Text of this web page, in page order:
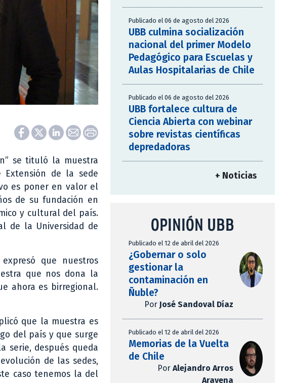
se tituló la muestra
de la sede
es poner en valor el
de su fundación en
y cultural del país.
de la Universidad de
que nuestros
que nos dona la
ahora es birregional.
que la muestra es
del país y que surge
serie, después queda
de las sedes,
caso tenemos la del
Publicado el 06 de agosto del 2026
UBB culmina socialización
nacional del primer Modelo
Pedagógico para Escuelas y
Aulas Hospitalarias de Chile
Publicado el 06 de agosto del 2026
UBB fortalece cultura de
Ciencia Abierta con webinar
sobre revistas científicas
depredadoras
+ Noticias
OPINIÓN UBB
Publicado el 12 de abril del 2026
¿Gobernar o solo
gestionar la
contaminación en
Ñuble?
Por José Sandoval Díaz
Publicado el 12 de abril del 2026
Memorias de la Vuelta
de Chile
Por Alejandro Arros
Aravena